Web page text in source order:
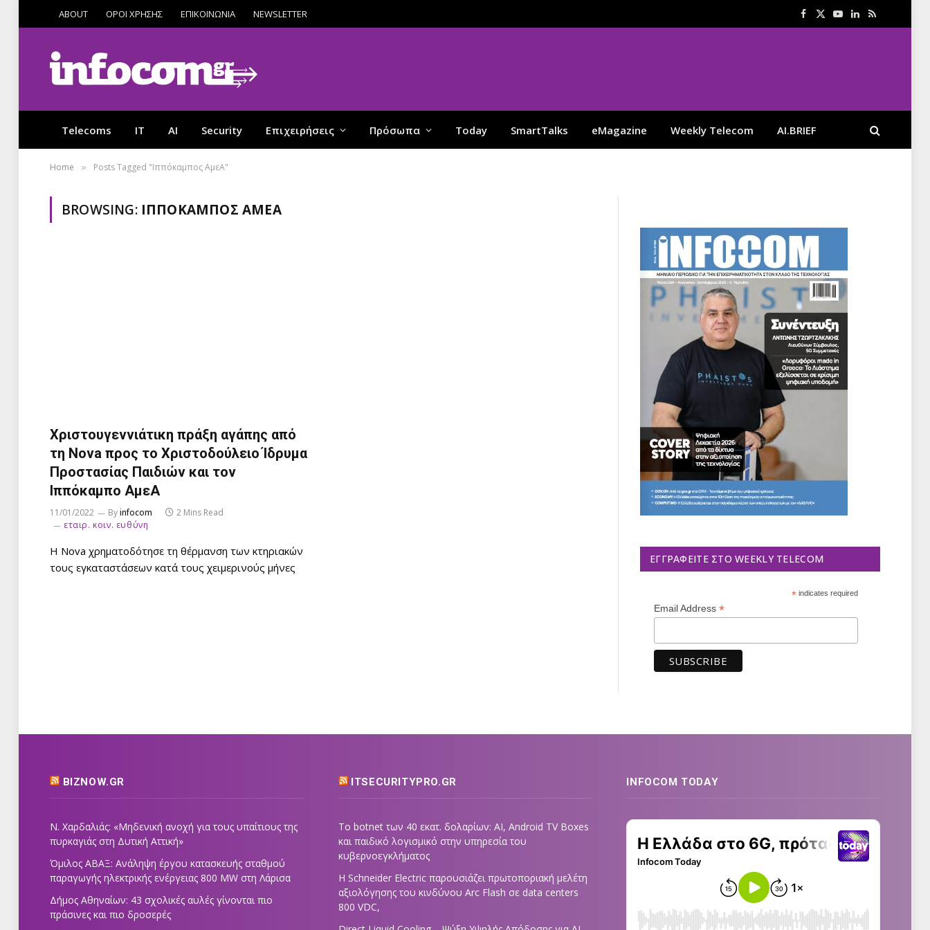
ABOUT ΟΡΟΙ ΧΡΗΣΗΣ ΕΠΙΚΟΙΝΩΝΙΑ NEWSLETTER Facebook
X
YouTube
LinkedIn
RSS
Telecoms IT AI Security Επιχειρήσεις Πρόσωπα Today SmartTalks eMagazine Weekly Telecom AI.BRIEF
Home » Posts Tagged "Ιππόκαμπος ΑμεΑ"
BROWSING: ΙΠΠΌΚΑΜΠΟΣ ΑΜΕΑ
Χριστουγεννιάτικη πράξη αγάπης από
τη Nova προς το Χριστοδούλειο Ίδρυμα
Προστασίας Παιδιών και τον
Ιππόκαμπο ΑμεΑ
11/01/2022 Byinfocom
2 Mins Read
εταιρ. κοιν. ευθύνη
Η Nova χρηματοδότησε τη θέρμανση των κτηριακών
τους εγκαταστάσεων κατά τους χειμερινούς μήνες
ΕΓΓΡΑΦΕΊΤΕ ΣΤΟ WEEKLY TELECOM
*indicates required
Email Address *
BIZNOW.GR
Ν. Χαρδαλιάς: «Μηδενική ανοχή για τους υπαίτιους της
πυρκαγιάς στη Δυτική Αττική»
Όμιλος ΑΒΑΞ: Ανάληψη έργου κατασκευής σταθμού
παραγωγής ηλεκτρικής ενέργειας 800 ΜW στη Λάρισα
Δήμος Αθηναίων: 43 σχολικές αυλές γίνονται πιο
πράσινες και πιο δροσερές
ITSECURITYPRO.GR
Το botnet των 40 εκατ. δολαρίων: AI, Android TV Boxes
και παιδικό λογισμικό στην υπηρεσία του
κυβερνοεγκλήματος
Η Schneider Electric παρουσιάζει πρωτοποριακή μελέτη
αξιολόγησης του κινδύνου Arc Flash σε data centers
800 VDC,
INFOCOM TODAY